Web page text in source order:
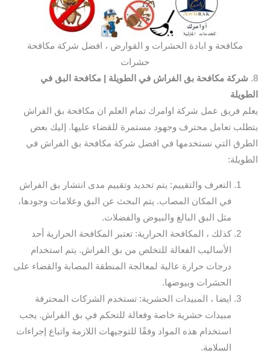
مكافحة و ابادة الحشرات و القوارض ، افضل شركة مكافحة
حشرات
8. شركة مكافحة بق الفراش في الطويلة
| مكافحة البق في
الطويلة
يعلم فريق عمل شركة اوامرك تمام العلم ان مكافحة بق الفراش
يتطلب تعامل محترف وجهود مستمرة للقضاء عليها. إليك بعض
الطرق التي نستخدمها في افضل شركة مكافحة بق الفراش في
الطويلة:
التعرف والتقييم: يتم تحديد وتقييم مدى انتشار بق الفراش
في المكان المصاب. يتم البحث عن البق وعلامات وجودها،
مثل البق البالغ والبيوض والفضلات.
كذلك ، المكافحة الحرارية: تعتبر المكافحة الحرارية أحد
الأساليب الفعالة للتخلص من بق الفراش. يتم استخدام
درجات حرارة عالية لمعالجة المنطقة المصابة والقضاء على
الحشرات وبيوضها.
ايضا ، المبيدات الحشرية: تستخدم الشركات المحترفة
مبيدات حشرية خاصة وفعالة للتحكم في بق الفراش. يجب
استخدام هذه المواد وفقًا للتوجيهات اللازمة واتباع إجراءات
السلامة.